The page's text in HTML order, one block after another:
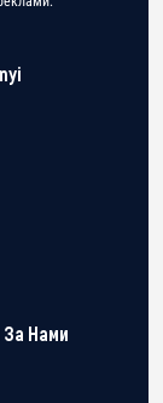
За Нами